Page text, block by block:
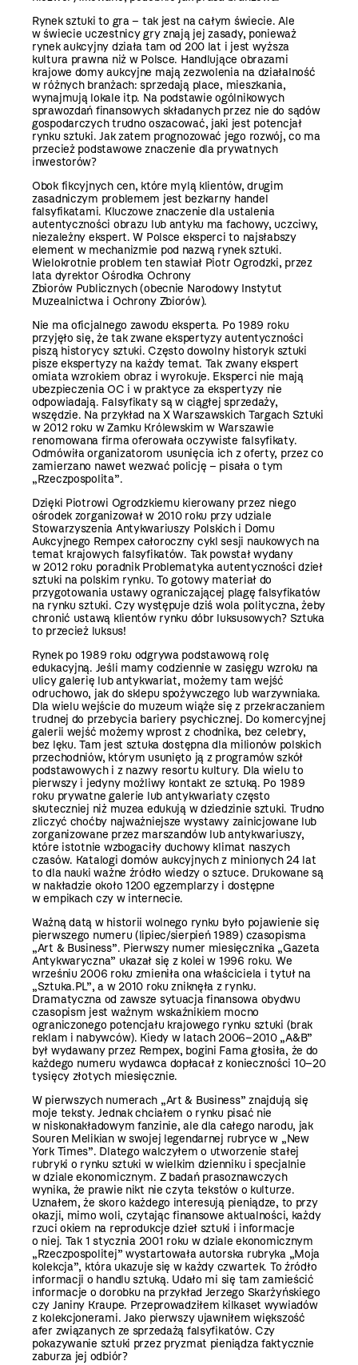
Rynek sztuki to gra – tak jest na całym świecie. Ale
w świecie uczestnicy gry znają jej zasady, ponieważ
rynek aukcyjny działa tam od 200 lat i jest wyższa
kultura prawna niż w Polsce. Handlujące obrazami
krajowe domy aukcyjne mają zezwolenia na działalność
w różnych branżach: sprzedają place, mieszkania,
wynajmują lokale itp. Na podstawie ogólnikowych
sprawozdań finansowych składanych przez nie do sądów
gospodarczych trudno oszacować, jaki jest potencjał
rynku sztuki. Jak zatem prognozować jego rozwój, co ma
przecież podstawowe znaczenie dla prywatnych
inwestorów?
Obok fikcyjnych cen, które mylą klientów, drugim
zasadniczym problemem jest bezkarny handel
falsyfikatami. Kluczowe znaczenie dla ustalenia
autentyczności obrazu lub antyku ma fachowy, uczciwy,
niezależny ekspert. W Polsce eksperci to najsłabszy
element w mechanizmie pod nazwą rynek sztuki.
Wielokrotnie problem ten stawiał Piotr Ogrodzki, przez
lata dyrektor Ośrodka Ochrony
Zbiorów Publicznych (obecnie Narodowy Instytut
Muzealnictwa i Ochrony Zbiorów).
Nie ma oficjalnego zawodu eksperta. Po 1989 roku
przyjęło się, że tak zwane ekspertyzy autentyczności
piszą historycy sztuki. Często dowolny historyk sztuki
pisze ekspertyzy na każdy temat. Tak zwany ekspert
omiata wzrokiem obraz i wyrokuje. Eksperci nie mają
ubezpieczenia OC i w praktyce za ekspertyzy nie
odpowiadają. Falsyfikaty są w ciągłej sprzedaży,
wszędzie. Na przykład na X Warszawskich Targach Sztuki
w 2012 roku w Zamku Królewskim w Warszawie
renomowana firma oferowała oczywiste falsyfikaty.
Odmówiła organizatorom usunięcia ich z oferty, przez co
zamierzano nawet wezwać policję – pisała o tym
„Rzeczpospolita”.
Dzięki Piotrowi Ogrodzkiemu kierowany przez niego
ośrodek zorganizował w 2010 roku przy udziale
Stowarzyszenia Antykwariuszy Polskich i Domu
Aukcyjnego Rempex całoroczny cykl sesji naukowych na
temat krajowych falsyfikatów. Tak powstał wydany
w 2012 roku poradnik Problematyka autentyczności dzieł
sztuki na polskim rynku. To gotowy materiał do
przygotowania ustawy ograniczającej plagę falsyfikatów
na rynku sztuki. Czy występuje dziś wola polityczna, żeby
chronić ustawą klientów rynku dóbr luksusowych? Sztuka
to przecież luksus!
Rynek po 1989 roku odgrywa podstawową rolę
edukacyjną. Jeśli mamy codziennie w zasięgu wzroku na
ulicy galerię lub antykwariat, możemy tam wejść
odruchowo, jak do sklepu spożywczego lub warzywniaka.
Dla wielu wejście do muzeum wiąże się z przekraczaniem
trudnej do przebycia bariery psychicznej. Do komercyjnej
galerii wejść możemy wprost z chodnika, bez celebry,
bez lęku. Tam jest sztuka dostępna dla milionów polskich
przechodniów, którym usunięto ją z programów szkół
podstawowych i z nazwy resortu kultury. Dla wielu to
pierwszy i jedyny możliwy kontakt ze sztuką. Po 1989
roku prywatne galerie lub antykwariaty często
skuteczniej niż muzea edukują w dziedzinie sztuki. Trudno
zliczyć choćby najważniejsze wystawy zainicjowane lub
zorganizowane przez marszandów lub antykwariuszy,
które istotnie wzbogaciły duchowy klimat naszych
czasów. Katalogi domów aukcyjnych z minionych 24 lat
to dla nauki ważne źródło wiedzy o sztuce. Drukowane są
w nakładzie około 1200 egzemplarzy i dostępne
w empikach czy w internecie.
Ważną datą w historii wolnego rynku było pojawienie się
pierwszego numeru (lipiec/sierpień 1989) czasopisma
„Art & Business”. Pierwszy numer miesięcznika „Gazeta
Antykwaryczna” ukazał się z kolei w 1996 roku. We
wrześniu 2006 roku zmieniła ona właściciela i tytuł na
„Sztuka.PL”, a w 2010 roku zniknęła z rynku.
Dramatyczna od zawsze sytuacja finansowa obydwu
czasopism jest ważnym wskaźnikiem mocno
ograniczonego potencjału krajowego rynku sztuki (brak
reklam i nabywców). Kiedy w latach 2006–2010 „A&B”
był wydawany przez Rempex, bogini Fama głosiła, że do
każdego numeru wydawca dopłacał z konieczności 10–20
tysięcy złotych miesięcznie.
W pierwszych numerach „Art & Business” znajdują się
moje teksty. Jednak chciałem o rynku pisać nie
w niskonakładowym fanzinie, ale dla całego narodu, jak
Souren Melikian w swojej legendarnej rubryce w „New
York Times”. Dlatego walczyłem o utworzenie stałej
rubryki o rynku sztuki w wielkim dzienniku i specjalnie
w dziale ekonomicznym. Z badań prasoznawczych
wynika, że prawie nikt nie czyta tekstów o kulturze.
Uznałem, że skoro każdego interesują pieniądze, to przy
okazji, mimo woli, czytając finansowe aktualności, każdy
rzuci okiem na reprodukcje dzieł sztuki i informacje
o niej. Tak 1 stycznia 2001 roku w dziale ekonomicznym
„Rzeczpospolitej” wystartowała autorska rubryka „Moja
kolekcja”, która ukazuje się w każdy czwartek. To źródło
informacji o handlu sztuką. Udało mi się tam zamieścić
informacje o dorobku na przykład Jerzego Skarżyńskiego
czy Janiny Kraupe. Przeprowadziłem kilkaset wywiadów
z kolekcjonerami. Jako pierwszy ujawniłem większość
afer związanych ze sprzedażą falsyfikatów. Czy
pokazywanie sztuki przez pryzmat pieniądza faktycznie
zaburza jej odbiór?